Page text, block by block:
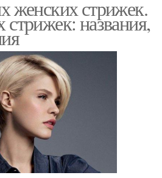
женских стрижек.
названия,